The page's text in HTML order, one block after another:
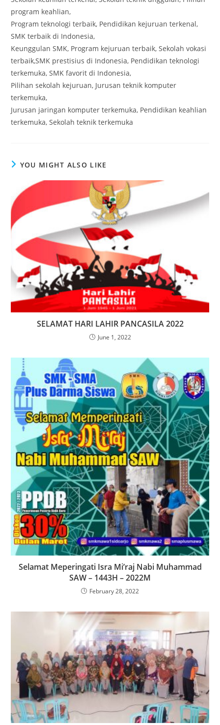
program keahlian,
Program teknologi terbaik, Pendidikan kejuruan terkenal,
SMK terbaik di Indonesia,
Keunggulan SMK, Program kejuruan terbaik, Sekolah vokasi
terbaik,SMK prestisius di Indonesia, Pendidikan teknologi
terkemuka, SMK favorit di Indonesia,
Pilihan sekolah kejuruan, Jurusan teknik komputer
terkemuka,
Jurusan jaringan komputer terkemuka, Pendidikan keahlian
terkemuka, Sekolah teknik terkemuka
YOU MIGHT ALSO LIKE
SELAMAT HARI LAHIR PANCASILA 2022
June 1, 2022
Selamat Meperingati Isra Mi’raj Nabi Muhammad
SAW – 1443H – 2022M
February 28, 2022